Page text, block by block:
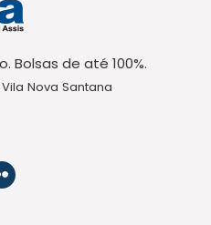
Bolsas de até 100%.
Nova Santana